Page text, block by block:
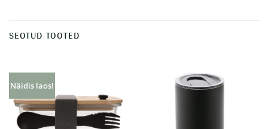
SEOTUD TOOTED
Näidis laos!